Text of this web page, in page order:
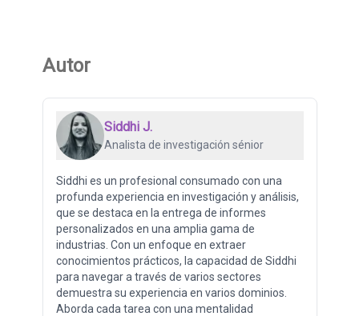
Autor
Siddhi J.
Analista de investigación sénior
Siddhi es un profesional consumado con una
profunda experiencia en investigación y análisis,
que se destaca en la entrega de informes
personalizados en una amplia gama de
industrias. Con un enfoque en extraer
conocimientos prácticos, la capacidad de Siddhi
para navegar a través de varios sectores
demuestra su experiencia en varios dominios.
Aborda cada tarea con una mentalidad